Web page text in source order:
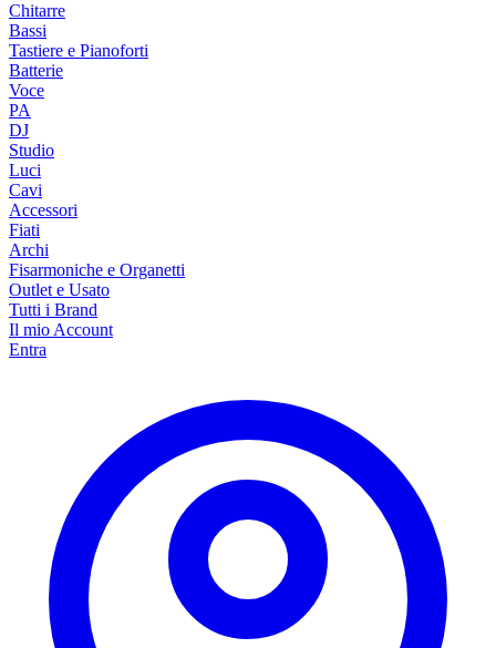
Chitarre
Bassi
Tastiere e Pianoforti
Batterie
Voce
PA
DJ
Studio
Luci
Cavi
Accessori
Fiati
Archi
Fisarmoniche e Organetti
Outlet e Usato
Tutti i Brand
Il mio Account
Entra